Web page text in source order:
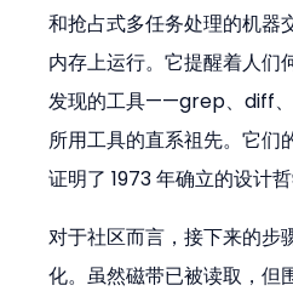
和抢占式多任务处理的机器
内存上运行。它提醒着人们
发现的工具——grep、diff
所用工具的直系祖先。它们
证明了 1973 年确立的设计
对于社区而言，接下来的步
化。虽然磁带已被读取，但